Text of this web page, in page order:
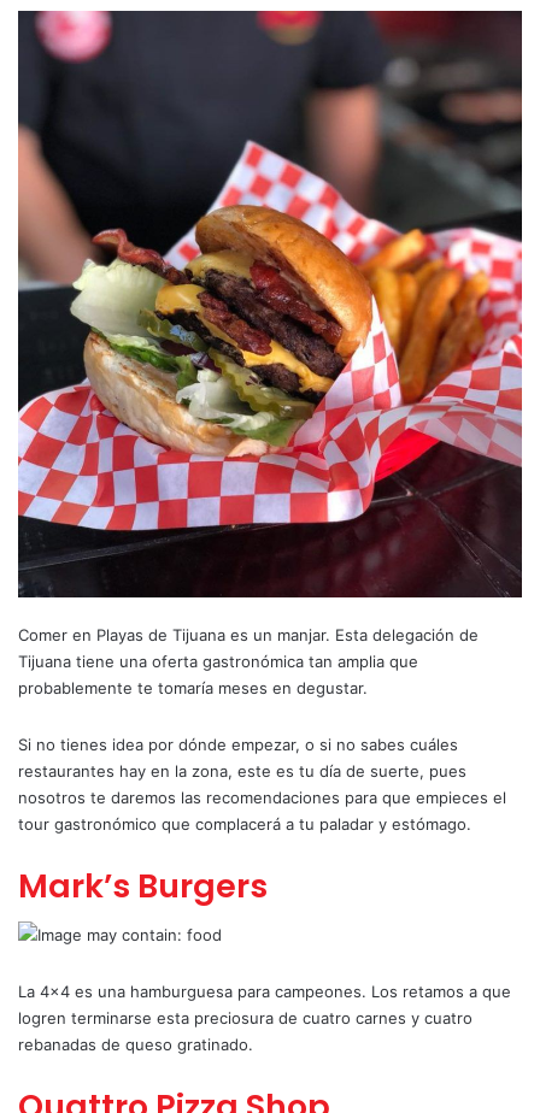
Comer en Playas de Tijuana es un manjar. Esta delegación de
Tijuana tiene una oferta gastronómica tan amplia que
probablemente te tomaría meses en degustar.
Si no tienes idea por dónde empezar, o si no sabes cuáles
restaurantes hay en la zona, este es tu día de suerte, pues
nosotros te daremos las recomendaciones para que empieces el
tour gastronómico que complacerá a tu paladar y estómago.
Mark’s Burgers
La 4×4 es una hamburguesa para campeones. Los retamos a que
logren terminarse esta preciosura de cuatro carnes y cuatro
rebanadas de queso gratinado.